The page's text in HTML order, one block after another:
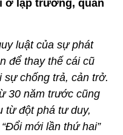
ở lập trường, quan
luật của sự phát
để thay thế cái cũ
chống trả, cản trở.
30 năm trước cũng
từ đột phá tư duy,
mới lần thứ hai”